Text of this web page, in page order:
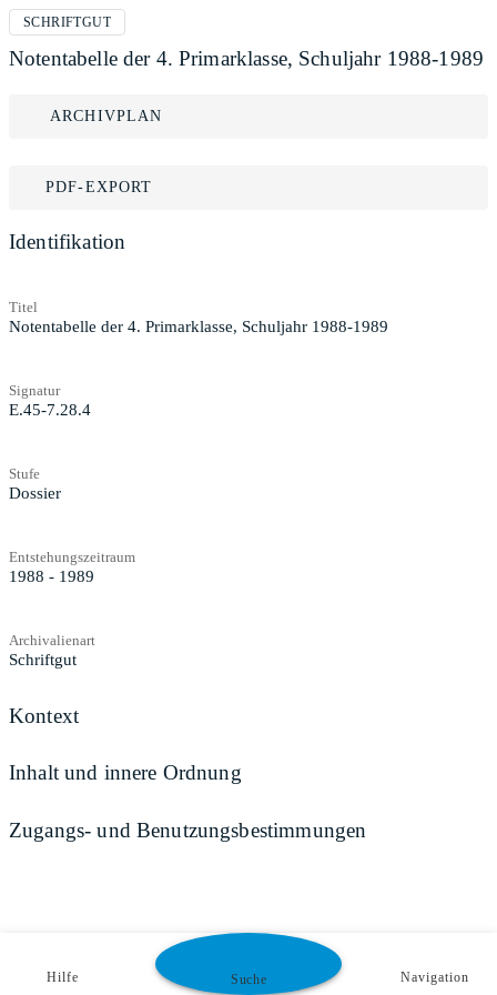
SCHRIFTGUT
Notentabelle der 4. Primarklasse, Schuljahr 1988-1989
ARCHIVPLAN
PDF-EXPORT
Identifikation
Titel
Notentabelle der 4. Primarklasse, Schuljahr 1988-1989
Signatur
E.45-7.28.4
Stufe
Dossier
Entstehungszeitraum
1988 - 1989
Archivalienart
Schriftgut
Kontext
Inhalt und innere Ordnung
Zugangs- und Benutzungsbestimmungen
Hilfe Suche Navigation